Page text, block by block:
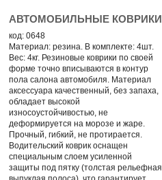
АВТОМОБИЛЬНЫЕ КОВРИКИ
код: 0648
Материал: резина. В комплекте: 4шт.
Вес: 4кг. Резиновые коврики по своей
форме точно вписываются в контур
пола салона автомобиля. Материал
аксессуара качественный, без запаха,
обладает высокой
износоустойчивостью, не
деформируется на морозе и жаре.
Прочный, гибкий, не протирается.
Водительский коврик оснащен
специальным слоем усиленной
защиты под пятку (толстая рельефная